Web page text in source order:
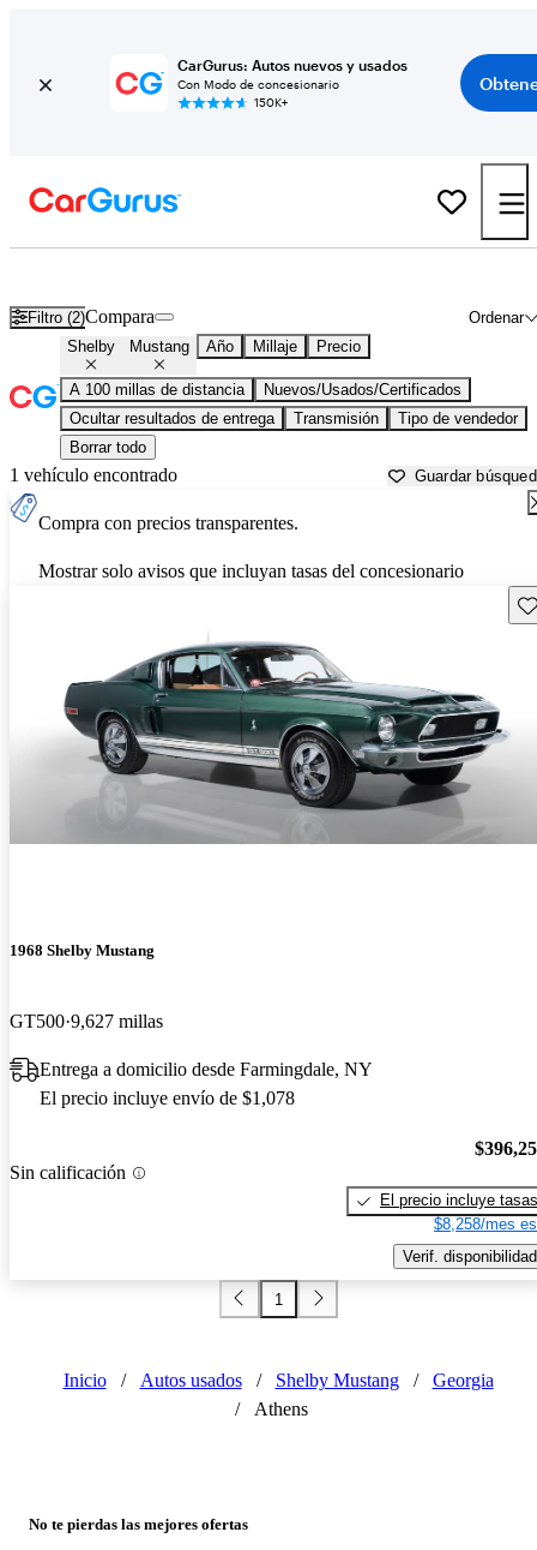
CarGurus: Autos nuevos y usados
Con Modo de concesionario
150K+
Filtro (2) Ordenar
Compara
Shelby Mustang Año Millaje Precio
A 100 millas de distancia
Nuevos/Usados/Certificados
Ocultar resultados de entrega
Transmisión
Tipo de vendedor
Borrar todo
1 vehículo encontrado Guardar
Compra con precios transparentes.
Mostrar solo avisos que incluyan tasas del concesionario
1968 Shelby Mustang
GT500 9,627 millas
Entrega a domicilio desde Farmingdale, NY
El precio incluye envío de $1,078
Sin calificación
El precio incluye tasas
$8,258/mes
Verif. disponibilidad
1
Inicio / Autos usados / Shelby Mustang /
Georgia
/
Athens
No te pierdas las mejores ofertas